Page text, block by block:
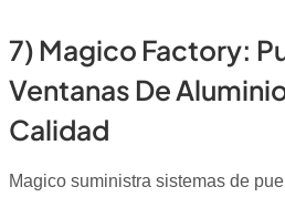
7) Magico Factory:
Ventanas De
Calidad
Magico suministra sistemas de